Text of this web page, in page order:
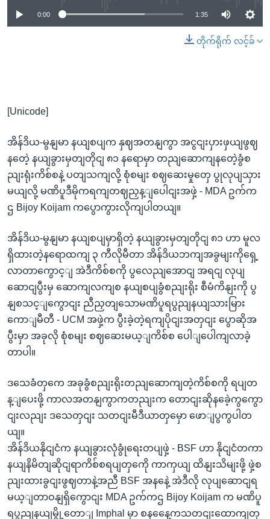
0:00 1:35
တိုက်ရိုက် လင့်ခ်
[Unicode]
အိန်ဒိယ-မွနျမာ နယျစပျက နှဈအတနျကွာ အငွငျးပှားဖှယျဖွဈ
နတေဲ့ နယျခွားမှတျတိုငျ ၈၁ နရောမှာ တညျဆောကျနတေဲ့ခွံစ
ညျးရုံးကိစ်စနဲ့ ပတျသကျလို့ စုံစမျး စဈဆေးမှုတှေ ပွုလုပျသှား
မယျလို့ မဏိပူဒီမိုကရကျတဈညှန့ျပေါငျးအဖှဲ့ - MDA ဥက်က
ဌ Bijoy Koijam ကပွောကွားလိုကျပါတယျ။
အိန်ဒိယ-မွနျမာ နယျစပျမှာရှိတဲ့ နယျခွားမှတျတိုငျ ၈၁ ဟာ မူလ
ရှိထားတဲ့နရောထကျ ၃ ကီလိုမီတာ အိန်ဒိယဘကျအခွမျးကိုရှေ့
လာတာကွောင့ျ အဲဒီကိစ်စကို ပွလေညျအောငျ အရငျ လုပျ
ဆောငျပွီးမှ ဆောကျလကျစ နယျစပျခွံစညျးရိုး စီမံကိနျးကို ပွ
နျစသင့ျကွောငျး ညီညှတျသောမဏိပူရပွညျနယျသားမြား
ကောျမီတီ - UCM အဖှဲ့က ပွီးခဲ့တဲ့ရကျပိုငျးအတှငျး ပွောဆိုအ
ပွီးမှာ အခုလို စုံစမျး စဈဆေးမယ့ျကိစ်စ ပေါျပေါကျလာခဲ့
တာပါ။
ဒသေခံတှကေ အခုခွံစညျးရိုးတညျဆောကျတဲ့ကိစ်စကို ရပျတ
န့ျပေးဖို့ ကာလအတနျကွာကတညျးက တောငျးဆိုနခေဲ့ကွကွော
ငျးလညျး ဒသေတှငျး သတငျးမီဒီယာတှမှော ဖောျပွကွပါတ
ယျ။
အိန်ဒိယနိုငျငံက နယျခွားလုံခွုံရေးတပျဖှဲ့ - BSF ဟာ နိုငျငံတကာ
နယျနိမိတျဆိုငျရာကိစ်စရပျတှကေို ကာကှယျ ထိနျးသိမျးဖို့ ဖှဲ့စ
ညျးထားခွငျးဖွဈတာနဲ့အညီ BSF အနနေဲ့ အဲဒီလို လုပျဆောငျရ
မယ့ျတာဝနျရှိကွောငျး MDA ဥက်ကဌ Bijoy Koijam က မဏိပူ
ရပွညျနယျမွို့တောျ Imphal မှာ စနနေေ့ကသတငျးထောကျတှ